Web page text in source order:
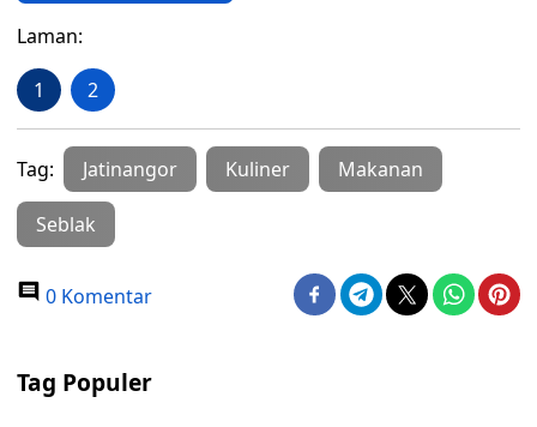
Laman:
1 2
Tag: Jatinangor Kuliner Makanan
Seblak
0 Komentar
Tag Populer